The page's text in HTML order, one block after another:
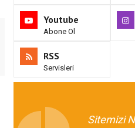
Youtube
Abone Ol
RSS
Servisleri
Sitemizi